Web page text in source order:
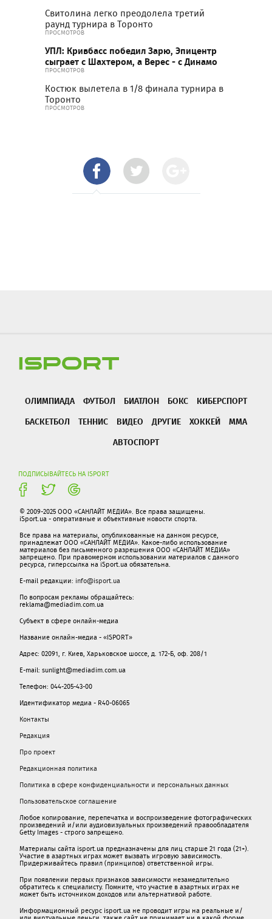
Свитолина легко преодолела третий
раунд турнира в Торонто
ПРОСМОТРОВ
УПЛ: Кривбасс победил Зарю, Эпицентр
сыграет с Шахтером, а Верес - с Динамо
ПРОСМОТРОВ
Костюк вылетела в 1/8 финала турнира в
Торонто
ПРОСМОТРОВ
ОЛИМПИАДА ФУТБОЛ БИАТЛОН БОКС
КИБЕРСПОРТ
БАСКЕТБОЛ
ТЕННИС ВИДЕО ДРУГИЕ ХОККЕЙ
ММА
АВТОСПОРТ
ПОДПИСЫВАЙТЕСЬ НА ISPORT
© 2009-2025 ООО «САНЛАЙТ МЕДИА». Все права защищены.
iSport.ua - оперативные и объективные новости спорта.
Все права на материалы, опубликованные на данном ресурсе,
принадлежат ООО «САНЛАЙТ МЕДИА». Какое-либо использование
материалов без письменного разрешения ООО «САНЛАЙТ МЕДИА»
запрещено. При правомерном использовании материалов с данного
ресурса, гиперссылка на iSport.ua обязательна.
E-mail редакции: info@isport.ua
По вопросам рекламы обращайтесь:
reklama@mediadim.com.ua
Субъект в сфере онлайн-медиа
Название онлайн-медиа - «ISPORT»
Адрес: 02091, г. Киев, Харьковское шоссе, д. 172-Б, оф. 208/1
E-mail: sunlight@mediadim.com.ua
Телефон: 044-205-43-00
Идентификатор медиа - R40-06065
Контакты
Редакция
Про проект
Редакционная политика
Политика в сфере конфиденциальности и персональных данных
Пользовательское соглашение
Любое копирование, перепечатка и воспроизведение фотографических
произведений и/или аудиовизуальных произведений правообладателя
Getty Images - строго запрещено.
Материалы сайта isport.ua предназначены для лиц старше 21 года (21+).
Участие в азартных играх может вызвать игровую зависимость.
Придерживайтесь правил (принципов) ответственной игры.
При появлении первых признаков зависимости незамедлительно
обратитесь к специалисту. Помните, что участие в азартных играх не
может быть источником доходов или альтернативой работе.
Информационный ресурс isport.ua не проводит игры на реальные и/